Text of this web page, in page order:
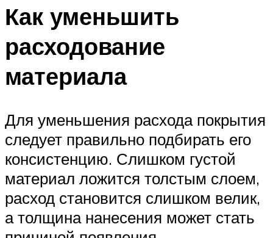
Как уменьшить
расходование
материала
Для уменьшения расхода покрытия
следует правильно подбирать его
консистенцию. Слишком густой
материал ложится толстым слоем,
расход становится слишком велик,
а толщина нанесения может стать